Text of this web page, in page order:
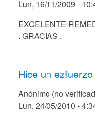
Lun, 16/11/2009 -
EXCELENTE
. GRACIAS .
Hice un
Anónimo (no
Lun, 24/05/2010 -